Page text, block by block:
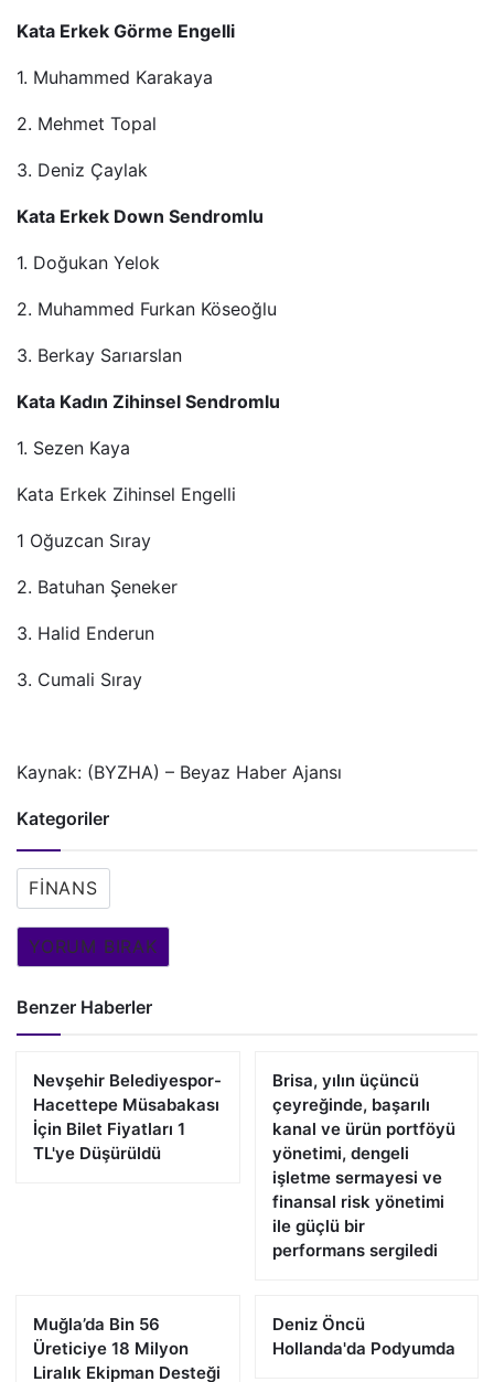
Kata Erkek Görme Engelli
1. Muhammed Karakaya
2. Mehmet Topal
3. Deniz Çaylak
Kata Erkek Down Sendromlu
1. Doğukan Yelok
2. Muhammed Furkan Köseoğlu
3. Berkay Sarıarslan
Kata Kadın Zihinsel Sendromlu
1. Sezen Kaya
Kata Erkek Zihinsel Engelli
1 Oğuzcan Sıray
2. Batuhan Şeneker
3. Halid Enderun
3. Cumali Sıray
Kaynak: (BYZHA) – Beyaz Haber Ajansı
Kategoriler
FINANS
YORUM BIRAK
Benzer Haberler
Nevşehir Belediyespor-
Hacettepe Müsabakası
İçin Bilet Fiyatları 1
TL'ye Düşürüldü
Brisa, yılın üçüncü
çeyreğinde, başarılı
kanal ve ürün portföyü
yönetimi, dengeli
işletme sermayesi ve
finansal risk yönetimi
ile güçlü bir
performans sergiledi
Muğla’da Bin 56
Üreticiye 18 Milyon
Liralık Ekipman Desteği
Deniz Öncü
Hollanda'da Podyumda